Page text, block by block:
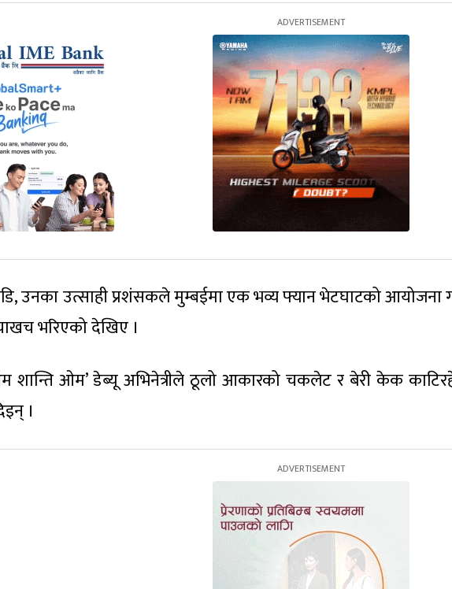
उनका उत्साही प्रशंसकले मुम्बईमा एक भव्य फ्यान भेटघाटको
भरिएको देखिए ।
शान्ति ओम’ डेब्यू अभिनेत्रीले ठूलो आकारको चकलेट र बेरी केक
।